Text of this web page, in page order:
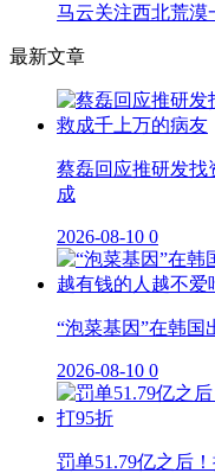
马云关注西北荒漠
最新文章
蔡磊回应推研发找
成
2026-08-10 0
“泡菜基因”在韩国
2026-08-10 0
罚单51.79亿之后